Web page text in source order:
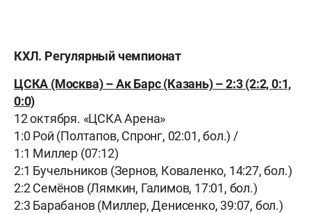
КХЛ. Регулярный чемпионат
ЦСКА (Москва) – Ак Барс (Казань) – 2:3 (2:2, 0:1,
0:0)
12 октября. «ЦСКА Арена»
1:0 Рой (Полтапов, Спронг, 02:01, бол.) /
1:1 Миллер (07:12)
2:1 Бучельников (Зернов, Коваленко, 14:27, бол.)
2:2 Семёнов (Лямкин, Галимов, 17:01, бол.)
2:3 Барабанов (Миллер, Денисенко, 39:07, бол.)